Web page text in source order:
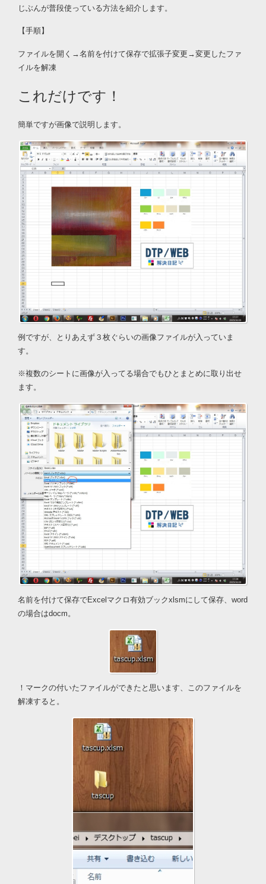
じぶんが普段使っている方法を紹介します。
【手順】
ファイルを開く→名前を付けて保存で拡張子変更→変更したファ
イルを解凍
これだけです！
簡単ですが画像で説明します。
例ですが、とりあえず３枚ぐらいの画像ファイルが入っていま
す。
※複数のシートに画像が入ってる場合でもひとまとめに取り出せ
ます。
名前を付けて保存でExcelマクロ有効ブックxlsmにして保存、word
の場合はdocm。
！マークの付いたファイルができたと思います、このファイルを
解凍すると。